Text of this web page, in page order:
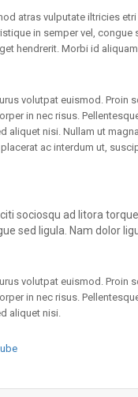
atras vulputate iltricies
in semper vel,
hendrerit. Morbi id
volutpat euismod. Proin
in nec risus.
aliquet nisi. Nullam ut
ac interdum ut,
sociosqu ad litora
sed ligula. Nam dolor
volutpat euismod. Proin
in nec risus.
aliquet nisi.